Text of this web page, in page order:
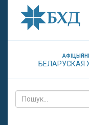
БЕЛАРУСКАЯ